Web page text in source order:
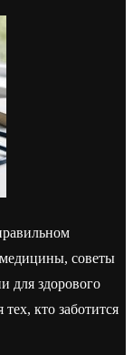
советы
для здорового
кто заботится